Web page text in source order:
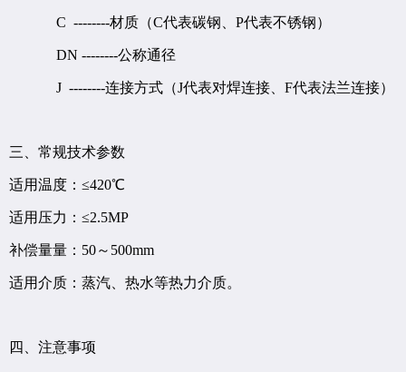
C --------材质（C代表碳钢、P代表不锈钢）
DN --------公称通径
J --------连接方式（J代表对焊连接、F代表法兰连接）
三、常规技术参数
适用温度：≤420℃
适用压力：≤2.5MP
补偿量量：50～500mm
适用介质：蒸汽、热水等热力介质。
四、注意事项